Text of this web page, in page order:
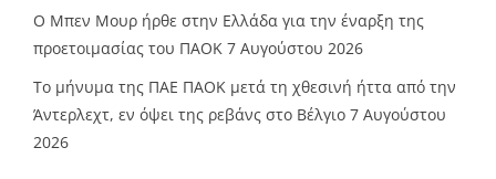
O Mπεν Μουρ ήρθε στην Ελλάδα για την έναρξη της
προετοιμασίας του ΠΑΟΚ 7 Αυγούστου 2026
Το μήνυμα της ΠΑΕ ΠΑΟΚ μετά τη χθεσινή ήττα από την
Άντερλεχτ, εν όψει της ρεβάνς στο Βέλγιο 7 Αυγούστου
2026